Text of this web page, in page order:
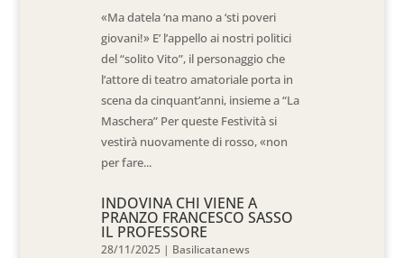
«Ma datela ‘na mano a ‘sti poveri
giovani!» E’ l’appello ai nostri politici
del “solito Vito”, il personaggio che
l’attore di teatro amatoriale porta in
scena da cinquant’anni, insieme a “La
Maschera” Per queste Festività si
vestirà nuovamente di rosso, «non
per fare...
INDOVINA CHI VIENE A
PRANZO FRANCESCO SASSO
IL PROFESSORE
28/11/2025 | Basilicatanews